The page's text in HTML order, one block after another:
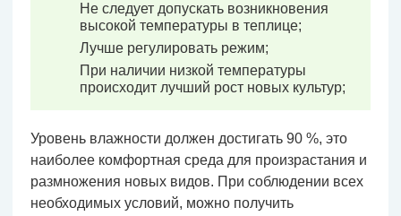
Не следует допускать возникновения
высокой температуры в теплице;
Лучше регулировать режим;
При наличии низкой температуры
происходит лучший рост новых культур;
Уровень влажности должен достигать 90 %, это
наиболее комфортная среда для произрастания и
размножения новых видов. При соблюдении всех
необходимых условий, можно получить